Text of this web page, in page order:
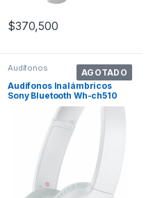
$370,500
AGOTADO
Audífonos
Audífonos Inalámbricos
Sony Bluetooth Wh-ch510
Wh-ch510 Blanco